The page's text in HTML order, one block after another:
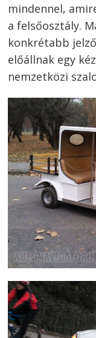
mindennel,
a felsőosztály.
konkrétabb
előállnak egy
nemzetközi